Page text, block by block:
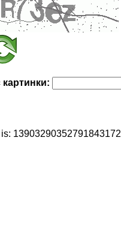
картинки:
13903290352791843172